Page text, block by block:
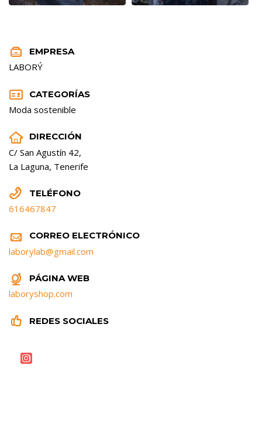

 EMPRESA
LABORÝ

 CATEGORÍAS
Moda sostenible

 DIRECCIÓN
C/ San Agustín 42,
La Laguna, Tenerife

 TELÉFONO
616467847

 CORREO ELECTRÓNICO
laborylab@gmail.com

 PÁGINA WEB
laboryshop.com

 REDES SOCIALES